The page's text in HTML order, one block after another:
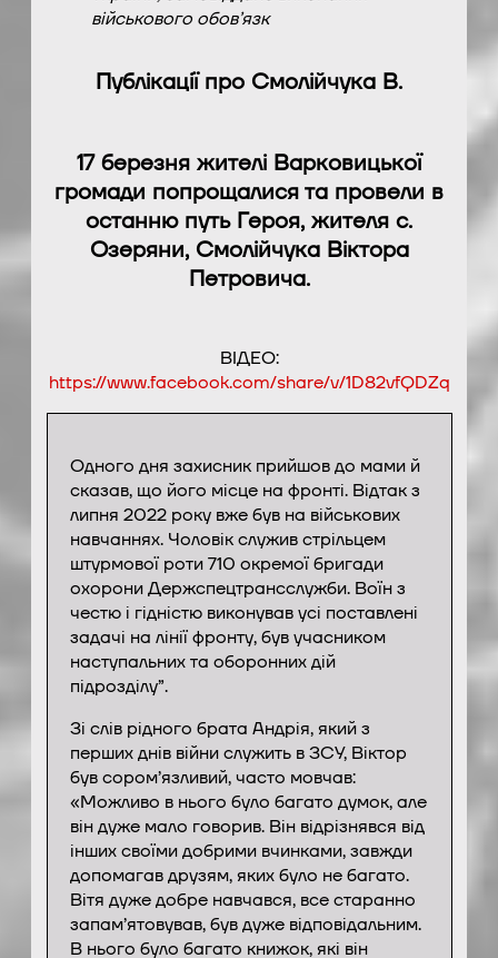
військового обов’язк
Публікації про Смолійчука В.
17 березня жителі Варковицької
громади попрощалися та провели в
останню путь Героя, жителя с.
Озеряни, Смолійчука Віктора
Петровича.
ВІДЕО:
https://www.facebook.com/share/v/1D82vfQDZq
Одного дня захисник прийшов до мами й
сказав, що його місце на фронті. Відтак з
липня 2022 року вже був на військових
навчаннях. Чоловік служив стрільцем
штурмової роти 710 окремої бригади
охорони Держспецтрансслужби. Воїн з
честю і гідністю виконував усі поставлені
задачі на лінії фронту, був учасником
наступальних та оборонних дій
підрозділу”.
Зі слів рідного брата Андрія, який з
перших днів війни служить в ЗСУ, Віктор
був сором’язливий, часто мовчав:
«Можливо в нього було багато думок, але
він дуже мало говорив. Він відрізнявся від
інших своїми добрими вчинками, завжди
допомагав друзям, яких було не багато.
Вітя дуже добре навчався, все старанно
запам’ятовував, був дуже відповідальним.
В нього було багато книжок, які він